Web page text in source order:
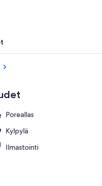
allas, aurinkovarjoja,
Poreallas
Kylpylä
Ilmastointi